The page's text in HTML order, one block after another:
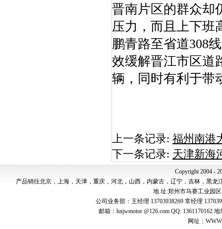
晋南片区的群众却
压力，而且上下班
鹏青路至省道308
效缓解晋江市区道
辆，同时有利于带
上一条记录: 福州南港
下一条记录: 天津新海
Copyright 2004 -
产品销往北京，上海，天津，重庆，河北，山西，内蒙古，辽宁，吉林，黑
地 址:郑州市马赛工业园区
公司业务部：王经理 13703938269 常经理
邮箱：hnjwmotor @126.com QQ: 1361170162
网址：